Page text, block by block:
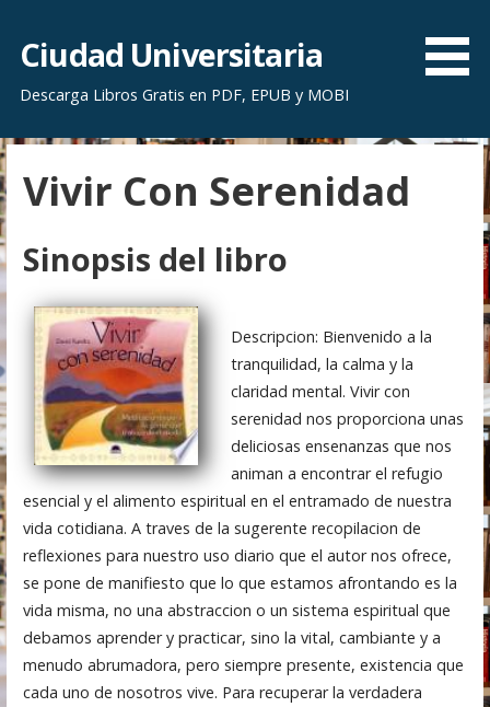
r
a
l
c
o
n
e
n
i
d
o
Ciudad Universitaria
Descarga Libros Gratis en PDF, EPUB y MOBI
Vivir Con Serenidad
Sinopsis del libro
Descripcion: Bienvenido a la
tranquilidad, la calma y la
claridad mental. Vivir con
serenidad nos proporciona unas
deliciosas ensenanzas que nos
animan a encontrar el refugio
esencial y el alimento espiritual en el entramado de nuestra
vida cotidiana. A traves de la sugerente recopilacion de
reflexiones para nuestro uso diario que el autor nos ofrece,
se pone de manifiesto que lo que estamos afrontando es la
vida misma, no una abstraccion o un sistema espiritual que
debamos aprender y practicar, sino la vital, cambiante y a
menudo abrumadora, pero siempre presente, existencia que
cada uno de nosotros vive. Para recuperar la verdadera